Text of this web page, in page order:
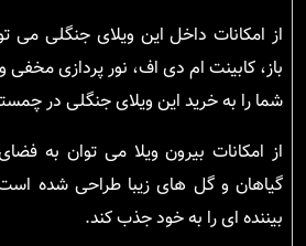
از امکانات داخل این ویلای جنگلی می
باز، کابینت ام دی اف، نور پردازی مخفی
شما را به خرید این ویلای جنگلی در
از امکانات بیرون ویلا می توان به
گیاهان و گل های زیبا طراحی شده
بیننده ای را به خود جذب کند.